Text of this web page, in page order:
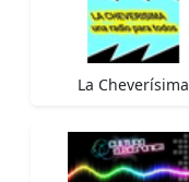
La Cheverísima